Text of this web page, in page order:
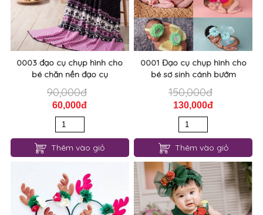
0003 đạo cụ chụp hình cho
bé chăn nền đạo cụ
90,000đ
60,000đ
Thêm vào giỏ
0001 Đạo cụ chụp hình cho
bé sơ sinh cánh bướm
150,000đ
130,000đ
Thêm vào giỏ